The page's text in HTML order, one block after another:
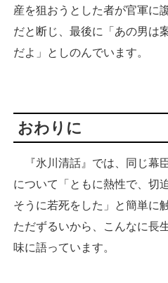
産を狙おうとした者が官軍に
だと断じ、最後に「あの男は
だよ」としのんでいます。
おわりに
『氷川清話』では、同じ幕
について「ともに熱性で、切
そうに若死をした」と簡単に
ただずるいから、こんなに長
味に語っています。